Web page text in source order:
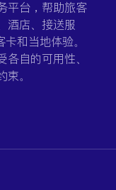
平台，帮助旅客
酒店、接送服
和当地体验。
自的可用性、
。